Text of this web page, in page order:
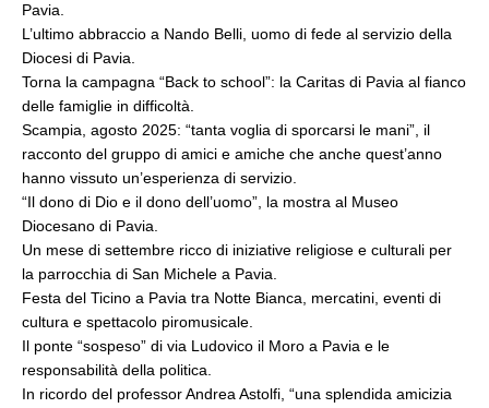
Pavia.
L’ultimo abbraccio a Nando Belli, uomo di fede al servizio della
Diocesi di Pavia.
Torna la campagna “Back to school”: la Caritas di Pavia al fianco
delle famiglie in difficoltà.
Scampia, agosto 2025: “tanta voglia di sporcarsi le mani”, il
racconto del gruppo di amici e amiche che anche quest’anno
hanno vissuto un’esperienza di servizio.
“Il dono di Dio e il dono dell’uomo”, la mostra al Museo
Diocesano di Pavia.
Un mese di settembre ricco di iniziative religiose e culturali per
la parrocchia di San Michele a Pavia.
Festa del Ticino a Pavia tra Notte Bianca, mercatini, eventi di
cultura e spettacolo piromusicale.
Il ponte “sospeso” di via Ludovico il Moro a Pavia e le
responsabilità della politica.
In ricordo del professor Andrea Astolfi, “una splendida amicizia